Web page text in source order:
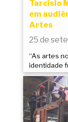
Tarcísio
em
Artes
25 de
“As artes
identidade